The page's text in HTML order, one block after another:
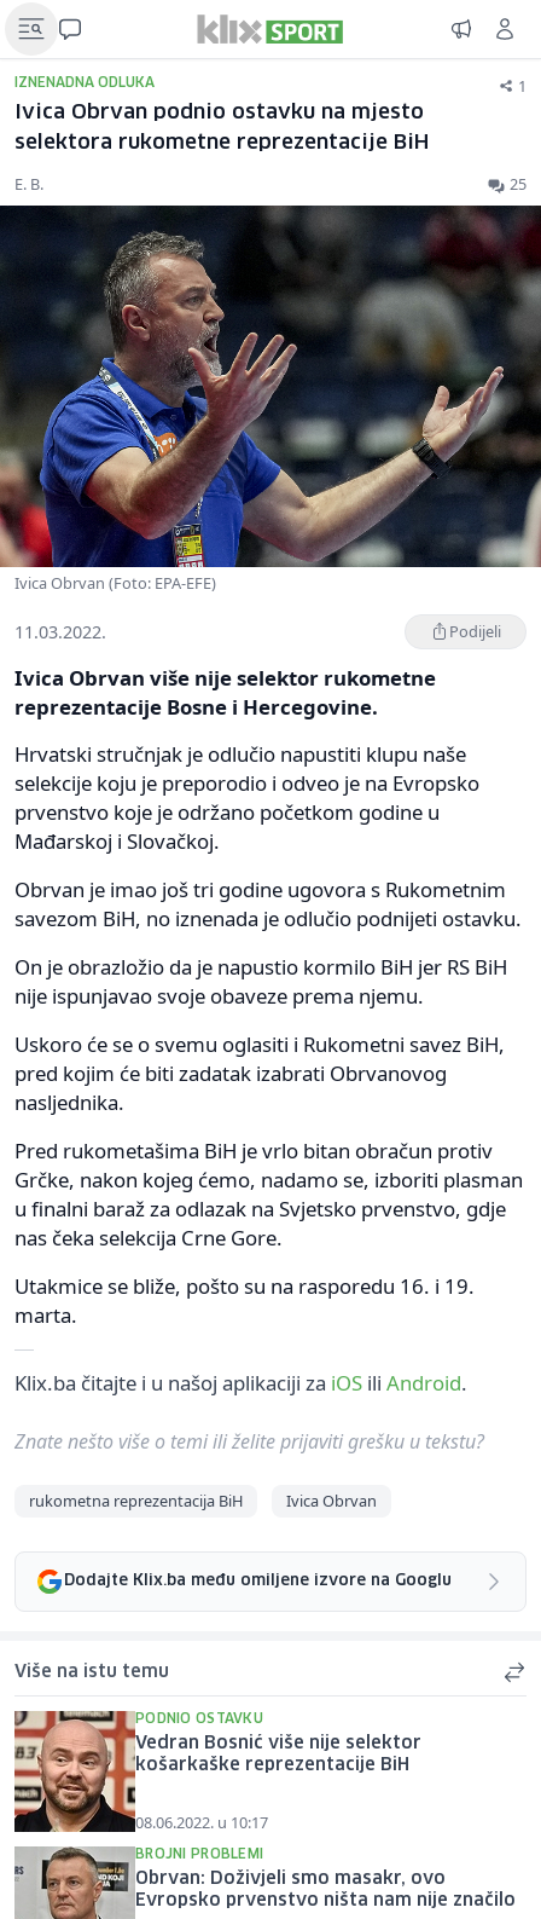
IZNENADNA ODLUKA 1
Ivica Obrvan podnio ostavku na mjesto
selektora rukometne reprezentacije BiH
E. B. 25
Ivica Obrvan (Foto: EPA-EFE)
11.03.2022. Podijeli
Ivica Obrvan više nije selektor rukometne
reprezentacije Bosne i Hercegovine.
Hrvatski stručnjak je odlučio napustiti klupu naše
selekcije koju je preporodio i odveo je na Evropsko
prvenstvo koje je održano početkom godine u
Mađarskoj i Slovačkoj.
Obrvan je imao još tri godine ugovora s Rukometnim
savezom BiH, no iznenada je odlučio podnijeti ostavku.
On je obrazložio da je napustio kormilo BiH jer RS BiH
nije ispunjavao svoje obaveze prema njemu.
Uskoro će se o svemu oglasiti i Rukometni savez BiH,
pred kojim će biti zadatak izabrati Obrvanovog
nasljednika.
Pred rukometašima BiH je vrlo bitan obračun protiv
Grčke, nakon kojeg ćemo, nadamo se, izboriti plasman
u finalni baraž za odlazak na Svjetsko prvenstvo, gdje
nas čeka selekcija Crne Gore.
Utakmice se bliže, pošto su na rasporedu 16. i 19.
marta.
Klix.ba čitajte i u našoj aplikaciji za iOS ili Android.
Znate nešto više o temi ili želite prijaviti grešku u tekstu?
rukometna reprezentacija BiH Ivica Obrvan
Dodajte Klix.ba među omiljene izvore na Googlu
Više na istu temu
PODNIO OSTAVKU
Vedran Bosnić više nije selektor
košarkaške reprezentacije BiH
08.06.2022. u 10:17
BROJNI PROBLEMI
Obrvan: Doživjeli smo masakr, ovo
Evropsko prvenstvo ništa nam nije značilo